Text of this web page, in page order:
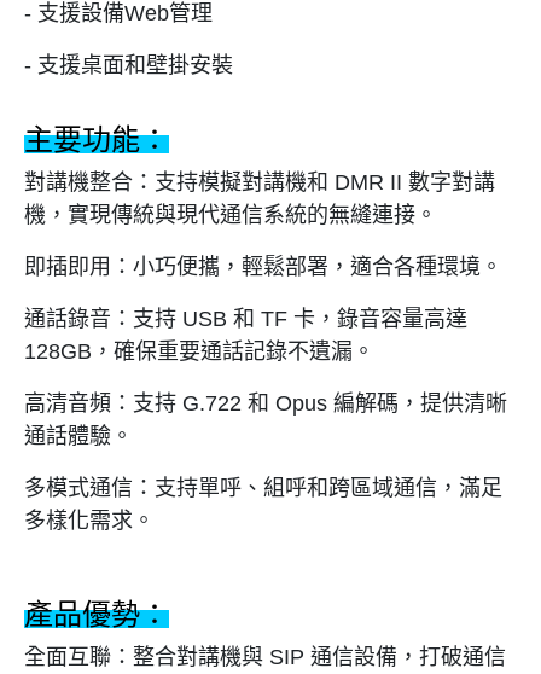
- 支援設備Web管理
- 支援桌面和壁掛安裝
主要功能：
對講機整合：支持模擬對講機和 DMR II 數字對講
機，實現傳統與現代通信系統的無縫連接。
即插即用：小巧便攜，輕鬆部署，適合各種環境。
通話錄音：支持 USB 和 TF 卡，錄音容量高達
128GB，確保重要通話記錄不遺漏。
高清音頻：支持 G.722 和 Opus 編解碼，提供清晰
通話體驗。
多模式通信：支持單呼、組呼和跨區域通信，滿足
多樣化需求。
產品優勢：
全面互聯：整合對講機與 SIP 通信設備，打破通信